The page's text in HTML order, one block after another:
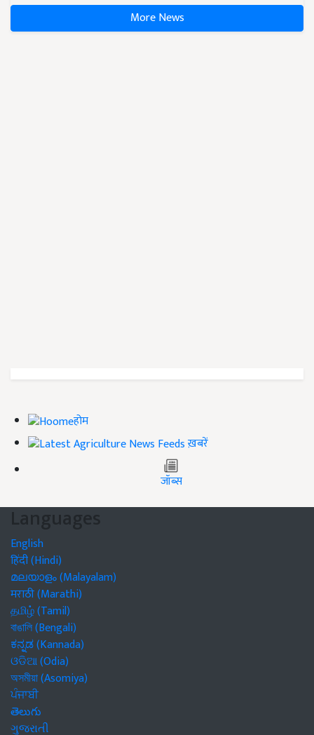
More News
होम
ख़बरें
जॉब्स
Languages
English
हिंदी (Hindi)
മലയാളം (Malayalam)
मराठी (Marathi)
தமிழ் (Tamil)
বাঙালি (Bengali)
ಕನ್ನಡ (Kannada)
ଓଡିଆ (Odia)
অসমীয়া (Asomiya)
ਪੰਜਾਬੀ
తెలుగు
ગુજરાતી